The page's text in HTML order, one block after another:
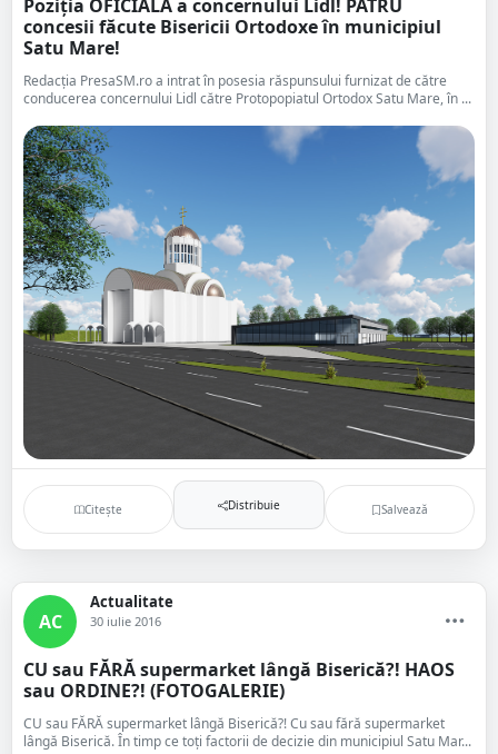
Poziția OFICIALĂ a concernului Lidl! PATRU
concesii făcute Bisericii Ortodoxe în municipiul
Satu Mare!
Redacția PresaSM.ro a intrat în posesia răspunsului furnizat de către
conducerea concernului Lidl către Protopopiatul Ortodox Satu Mare, în ...
Citește Distribuie Salvează
AC
Actualitate
30 iulie 2016
CU sau FĂRĂ supermarket lângă Biserică?! HAOS
sau ORDINE?! (FOTOGALERIE)
CU sau FĂRĂ supermarket lângă Biserică?! Cu sau fără supermarket
lângă Biserică. În timp ce toți factorii de decizie din municipiul Satu Mar...